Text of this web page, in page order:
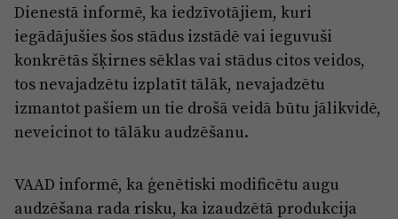
Dienestā informē, ka iedzīvotājiem, kuri
iegādājušies šos stādus izstādē vai ieguvuši
konkrētās šķirnes sēklas vai stādus citos veidos,
tos nevajadzētu izplatīt tālāk, nevajadzētu
izmantot pašiem un tie drošā veidā būtu jālikvidē,
neveicinot to tālāku audzēšanu.
VAAD informē, ka ģenētiski modificētu augu
audzēšana rada risku, ka izaudzētā produkcija